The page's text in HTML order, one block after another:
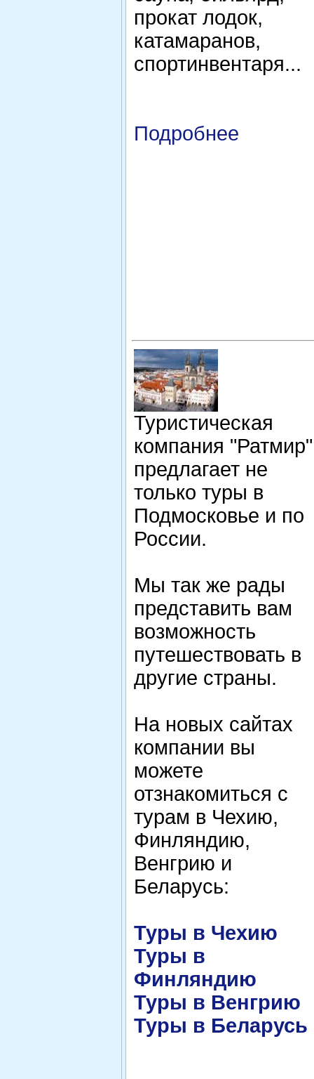
прокат лодок,
катамаранов,
спортинвентаря...
Подробнее
Туристическая
компания "Ратмир"
предлагает не
только туры в
Подмосковье и по
России.
Мы так же рады
представить вам
возможность
путешествовать в
другие страны.
На новых сайтах
компании вы
можете
отзнакомиться с
турам в Чехию,
Финляндию,
Венгрию и
Беларусь:
Туры в Чехию
Туры в
Финляндию
Туры в Венгрию
Туры в Беларусь